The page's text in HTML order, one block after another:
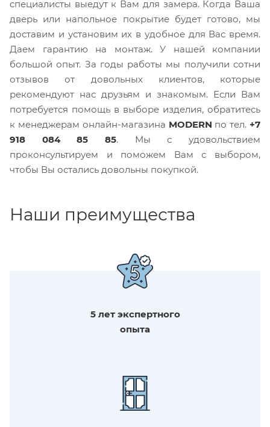
специалисты выедут к Вам для замера. Когда Ваша
дверь или напольное покрытие будет готово, мы
доставим и установим их в удобное для Вас время.
Даем гарантию на монтаж. У нашей компании
большой опыт. За годы работы мы получили сотни
отзывов от довольных клиентов, которые
рекомендуют нас друзьям и знакомым. Если Вам
потребуется помощь в выборе изделия, обратитесь
к менеджерам онлайн-магазина MODERN по тел. +7
918 084 85 85. Мы с удовольствием
проконсультируем и поможем Вам с выбором,
чтобы Вы остались довольны покупкой.
Наши преимущества
5 лет экспертного
опыта